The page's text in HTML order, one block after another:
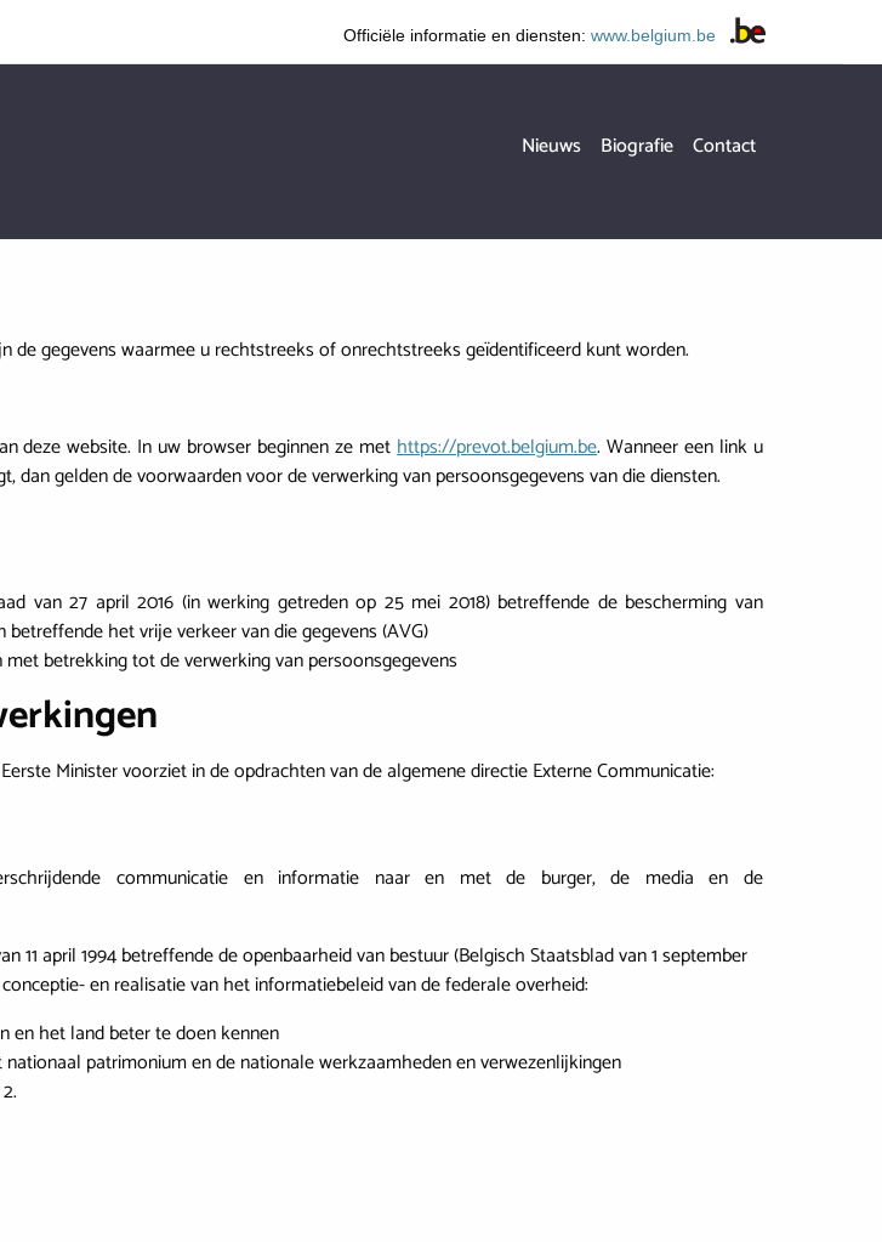
Officiële informatie en diensten: www.belgium.be
Hoofdnavigatie
Nieuws Biografie Contact
gegevens waarmee u rechtstreeks of onrechtstreeks geïdentificeerd kunt worden.
deze website. In uw browser beginnen ze methttps://prevot.belgium.be. Wanneer een link u
gelden de voorwaarden voor de verwerking van persoonsgegevens van die diensten.
van 27 april 2016 (in werking getreden op 25 mei 2018) betreffende de bescherming van
het vrije verkeer van die gegevens (AVG)
betrekking tot de verwerking van persoonsgegevens
Minister voorziet in de opdrachten van de algemene directie Externe Communicatie:
communicatie en informatie naar en met de burger, de media en de
11 april 1994 betreffende de openbaarheid van bestuur (Belgisch Staatsblad van 1 september
en realisatie van het informatiebeleid van de federale overheid:
en het land beter te doen kennen
patrimonium en de nationale werkzaamheden en verwezenlijkingen